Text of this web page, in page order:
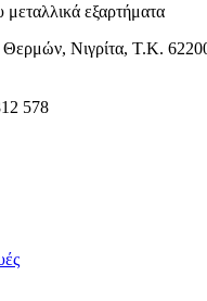
- Θερμών, Νιγρίτα, Τ.Κ.
578